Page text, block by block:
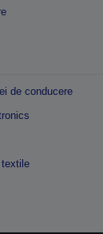
de conducere
textile